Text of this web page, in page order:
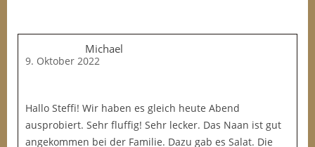
Michael
9. Oktober 2022
Hallo Steffi! Wir haben es gleich heute Abend
ausprobiert. Sehr fluffig! Sehr lecker. Das Naan ist gut
angekommen bei der Familie. Dazu gab es Salat. Die